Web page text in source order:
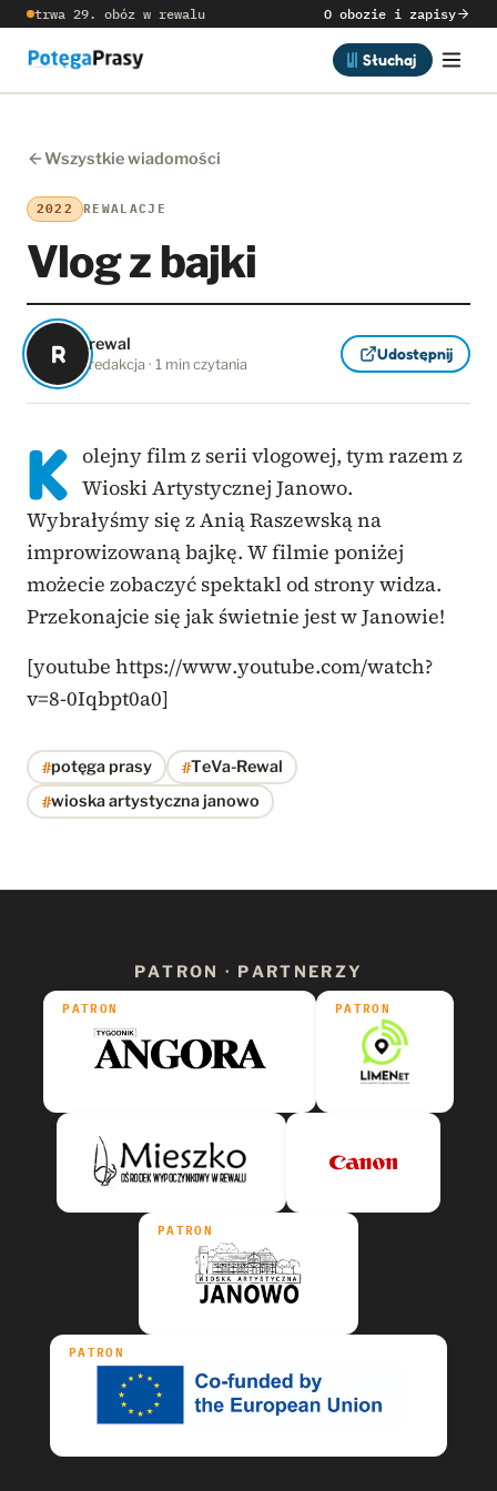
trwa 29. obóz w rewalu O obozie i zapisy
Słuchaj
Wszystkie wiadomości
2022 REWALACJE
Vlog z bajki
R rewal
redakcja · 1 min czytania
Udostępnij
K olejny film z serii vlogowej, tym razem z
Wioski Artystycznej Janowo.
Wybrałyśmy się z Anią Raszewską na
improwizowaną bajkę. W filmie poniżej
możecie zobaczyć spektakl od strony widza.
Przekonajcie się jak świetnie jest w Janowie!
[youtube https://www.youtube.com/watch?
v=8-0Iqbpt0a0]
#potęga prasy #TeVa-Rewal
#wioska artystyczna janowo
PATRON · PARTNERZY
PATRON PATRON
PATRON
PATRON